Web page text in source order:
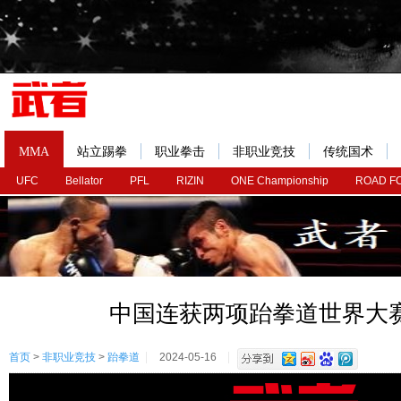
MMA
UFC Bellator PFL RIZIN ONE Championship ROAD
站立踢拳 职业拳击 非职业竞技 传统国术
中国连获两项跆拳道世界大
首页 > 非职业竞技 > 跆拳道 2024-05-16